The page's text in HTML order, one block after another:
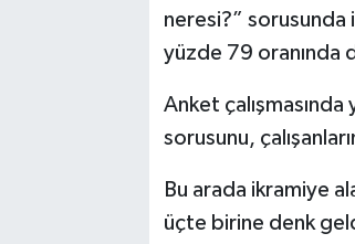
neresi?”
yüzde 79 oranında
Anket çalışmasında
sorusunu,
Bu arada ikramiye
üçte birine denk